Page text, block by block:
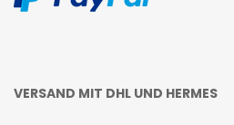
VERSAND MIT DHL UND HERMES